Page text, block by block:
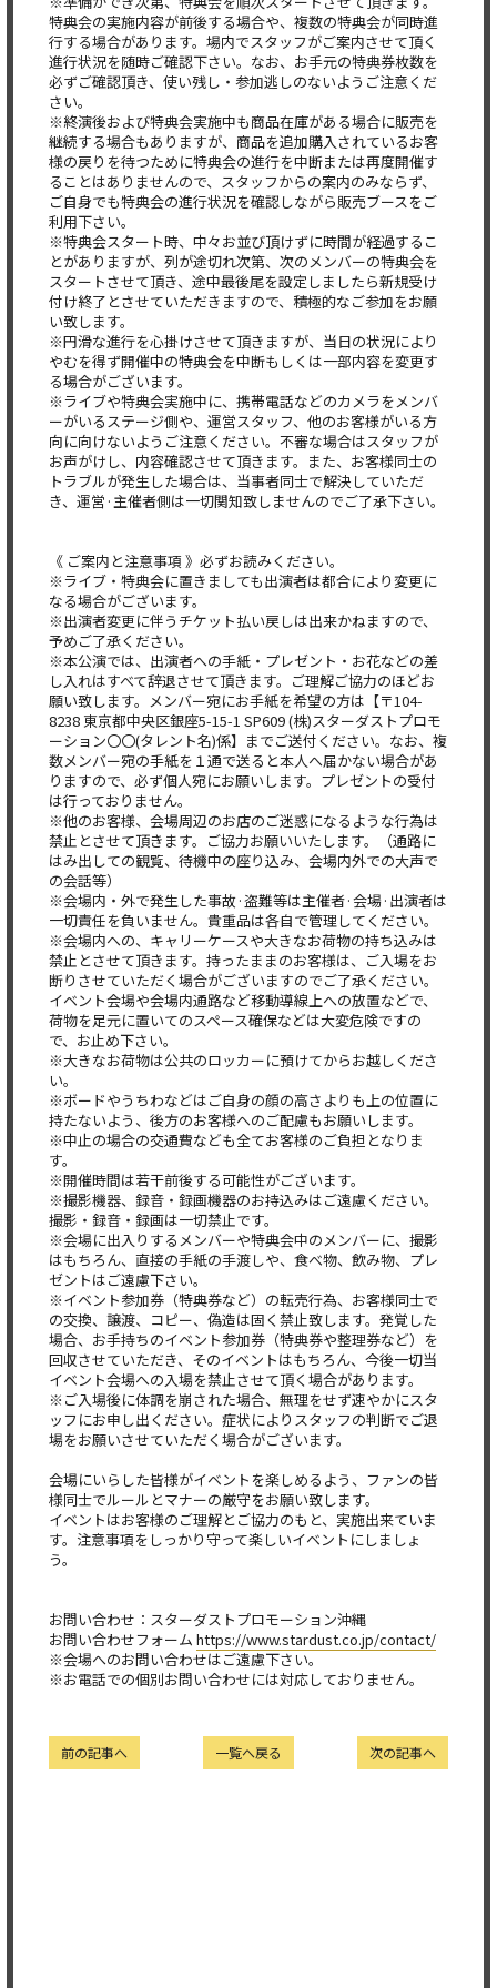
特典会の実施内容が前後する場合や、複数の特典会が同時進
行する場合があります。場内でスタッフがご案内させて頂く
進行状況を随時ご確認下さい。なお、お手元の特典券枚数を
必ずご確認頂き、使い残し・参加逃しのないようご注意くだ
さい。
※終演後および特典会実施中も商品在庫がある場合に販売を
継続する場合もありますが、商品を追加購入されているお客
様の戻りを待つために特典会の進行を中断または再度開催す
ることはありませんので、スタッフからの案内のみならず、
ご自身でも特典会の進行状況を確認しながら販売ブースをご
利用下さい。
※特典会スタート時、中々お並び頂けずに時間が経過するこ
とがありますが、列が途切れ次第、次のメンバーの特典会を
スタートさせて頂き、途中最後尾を設定しましたら新規受け
付け終了とさせていただきますので、積極的なご参加をお願
い致します。
※円滑な進行を心掛けさせて頂きますが、当日の状況により
やむを得ず開催中の特典会を中断もしくは一部内容を変更す
る場合がございます。
※ライブや特典会実施中に、携帯電話などのカメラをメンバ
ーがいるステージ側や、運営スタッフ、他のお客様がいる方
向に向けないようご注意ください。不審な場合はスタッフが
お声がけし、内容確認させて頂きます。また、お客様同士の
トラブルが発生した場合は、当事者同士で解決していただ
き、運営·主催者側は一切関知致しませんのでご了承下さい。
《 ご案内と注意事項 》必ずお読みください。
※ライブ・特典会に置きましても出演者は都合により変更に
なる場合がございます。
※出演者変更に伴うチケット払い戻しは出来かねますので、
予めご了承ください。
※本公演では、出演者への手紙・プレゼント・お花などの差
し入れはすべて辞退させて頂きます。ご理解ご協力のほどお
願い致します。メンバー宛にお手紙を希望の方は【〒104-
8238 東京都中央区銀座5-15-1 SP609 (株)スターダストプロモ
ーション〇〇(タレント名)係】までご送付ください。なお、複
数メンバー宛の手紙を１通で送ると本人へ届かない場合があ
りますので、必ず個人宛にお願いします。プレゼントの受付
は行っておりません。
※他のお客様、会場周辺のお店のご迷惑になるような行為は
禁止とさせて頂きます。ご協力お願いいたします。（通路に
はみ出しての観覧、待機中の座り込み、会場内外での大声で
の会話等）
※会場内・外で発生した事故·盗難等は主催者·会場·出演者は
一切責任を負いません。貴重品は各自で管理してください。
※会場内への、キャリーケースや大きなお荷物の持ち込みは
禁止とさせて頂きます。持ったままのお客様は、ご入場をお
断りさせていただく場合がございますのでご了承ください。
イベント会場や会場内通路など移動導線上への放置などで、
荷物を足元に置いてのスペース確保などは大変危険ですの
で、お止め下さい。
※大きなお荷物は公共のロッカーに預けてからお越しくださ
い。
※ボードやうちわなどはご自身の顔の高さよりも上の位置に
持たないよう、後方のお客様へのご配慮もお願いします。
※中止の場合の交通費なども全てお客様のご負担となりま
す。
※開催時間は若干前後する可能性がございます。
※撮影機器、録音・録画機器のお持込みはご遠慮ください。
撮影・録音・録画は一切禁止です。
※会場に出入りするメンバーや特典会中のメンバーに、撮影
はもちろん、直接の手紙の手渡しや、食べ物、飲み物、プレ
ゼントはご遠慮下さい。
※イベント参加券（特典券など）の転売行為、お客様同士で
の交換、譲渡、コピー、偽造は固く禁止致します。発覚した
場合、お手持ちのイベント参加券（特典券や整理券など）を
回収させていただき、そのイベントはもちろん、今後一切当
イベント会場への入場を禁止させて頂く場合があります。
※ご入場後に体調を崩された場合、無理をせず速やかにスタ
ッフにお申し出ください。症状によりスタッフの判断でご退
場をお願いさせていただく場合がございます。
会場にいらした皆様がイベントを楽しめるよう、ファンの皆
様同士でルールとマナーの厳守をお願い致します。
イベントはお客様のご理解とご協力のもと、実施出来ていま
す。注意事項をしっかり守って楽しいイベントにしましょ
う。
お問い合わせ：スターダストプロモーション沖縄
お問い合わせフォーム https://www.stardust.co.jp/contact/
※会場へのお問い合わせはご遠慮下さい。
※お電話での個別お問い合わせには対応しておりません。
次の記事へ
一覧へ戻る
前の記事へ